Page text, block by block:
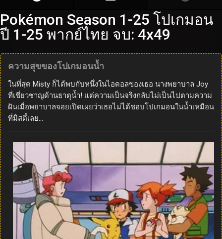
Pokémon Season 1-25 โปเกมอน
ปี 1-25 พากย์ไทย จบ: 4x49
ความสุขของโปเกมอนน้ำ
ในที่สุด Misty ก็ได้พบกับหนึ่งในไอดอลของเธอ นางพยาบาล Joy
ที่เชี่ยวชาญด้านธาตุน้ำ! แต่ความเป็นจริงกลับไม่เป็นไปตามความ
ฝันเมื่อพยาบาลจอยเปิดเผยว่าเธอไม่ได้ชอบโปเกมอนในน้ำเหมือน
ที่มิสตี้เลย…